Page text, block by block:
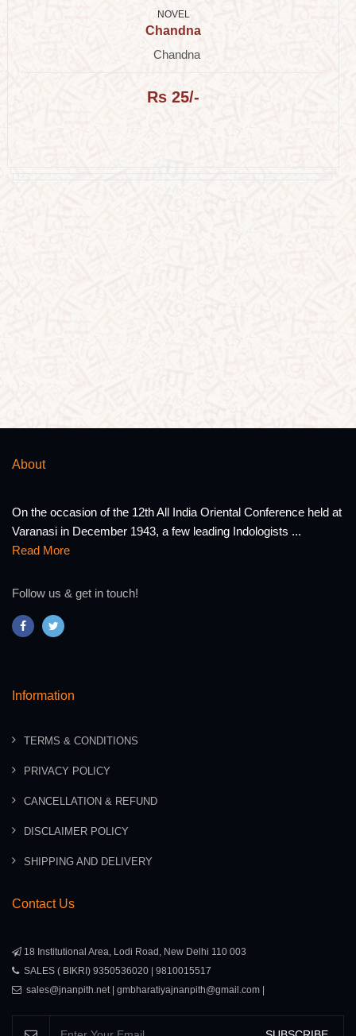
NOVEL
Chandna
Chandna
Rs 25/-
About
On the occasion of the 12th All India Oriental Conference held at
Varanasi in December 1943, a few leading Indologists ...
Read More
Follow us & get in touch!
Information
TERMS & CONDITIONS
PRIVACY POLICY
CANCELLATION & REFUND
DISCLAIMER POLICY
SHIPPING AND DELIVERY
Contact Us
18 Institutional Area, Lodi Road, New Delhi 110 003
SALES ( BIKRI) 9350536020 | 9810015517
sales@jnanpith.net | gmbharatiyajnanpith@gmail.com |